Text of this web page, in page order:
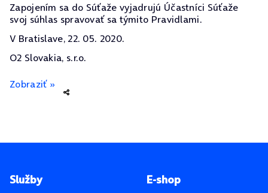
Zapojením sa do Súťaže vyjadrujú Účastníci Súťaže
svoj súhlas spravovať sa týmito Pravidlami.
V Bratislave, 22. 05. 2020.
O2 Slovakia, s.r.o.
Zobraziť »
Pätička stránky
Služby E-shop